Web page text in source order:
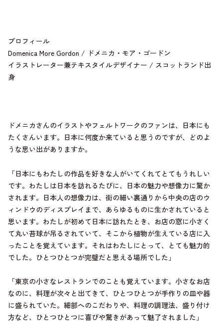
プロフィール
Domenica More Gordon / ドメニカ・モア・ゴードン
イラストレーター兼テキスタイルデザイナー / スコットランド出
身
ドメニカさんのイラストやフェルトワークのファンは、日本にも
たくさんいます。日本に何度か来ていると思うのですが、どのよ
うな思い出がありますか。
「日本にもわたしの作品を好きな人がいてくれてとてもうれしい
です。わたしは日本を訪れるたびに、日本の魅力や想像力に驚か
されます。日本人の想像力は、街の細い裏通りから中央の店のウ
ィンドウのディスプレイまで、あらゆるものに生かされていると
思います。わたしが初めて日本に訪れたとき、お店の窓に小さく
て丸い苔球が吊るされていて、そこから植物が生えている店に入
ったことを覚えています。それはわたしにとって、とても魅力的
でした。ひとつひとつが完璧だと思える場所でした」
「東京の小さなレストランでのことも覚えています。小さなお店
なのに、料理が次々と出てきて、ひとつひとつが手作りの皿や器
に盛られていた。細部へのこだわりや、料理の調理法、盛り付け
方など、ひとつひとつに喜びや驚きがあって魅了されました」